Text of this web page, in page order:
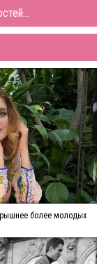
более молодых